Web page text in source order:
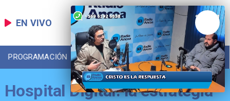
EN VIVO
PROGRAMACIÓN LOCAL DEPORTES
Hospital Digital: la estrategia